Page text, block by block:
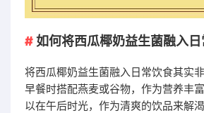
如何将西瓜椰奶益生菌融入
将西瓜椰奶益生菌融入日常饮食其实
早餐时搭配燕麦或谷物，作为营养丰
以在午后时光，作为清爽的饮品来解